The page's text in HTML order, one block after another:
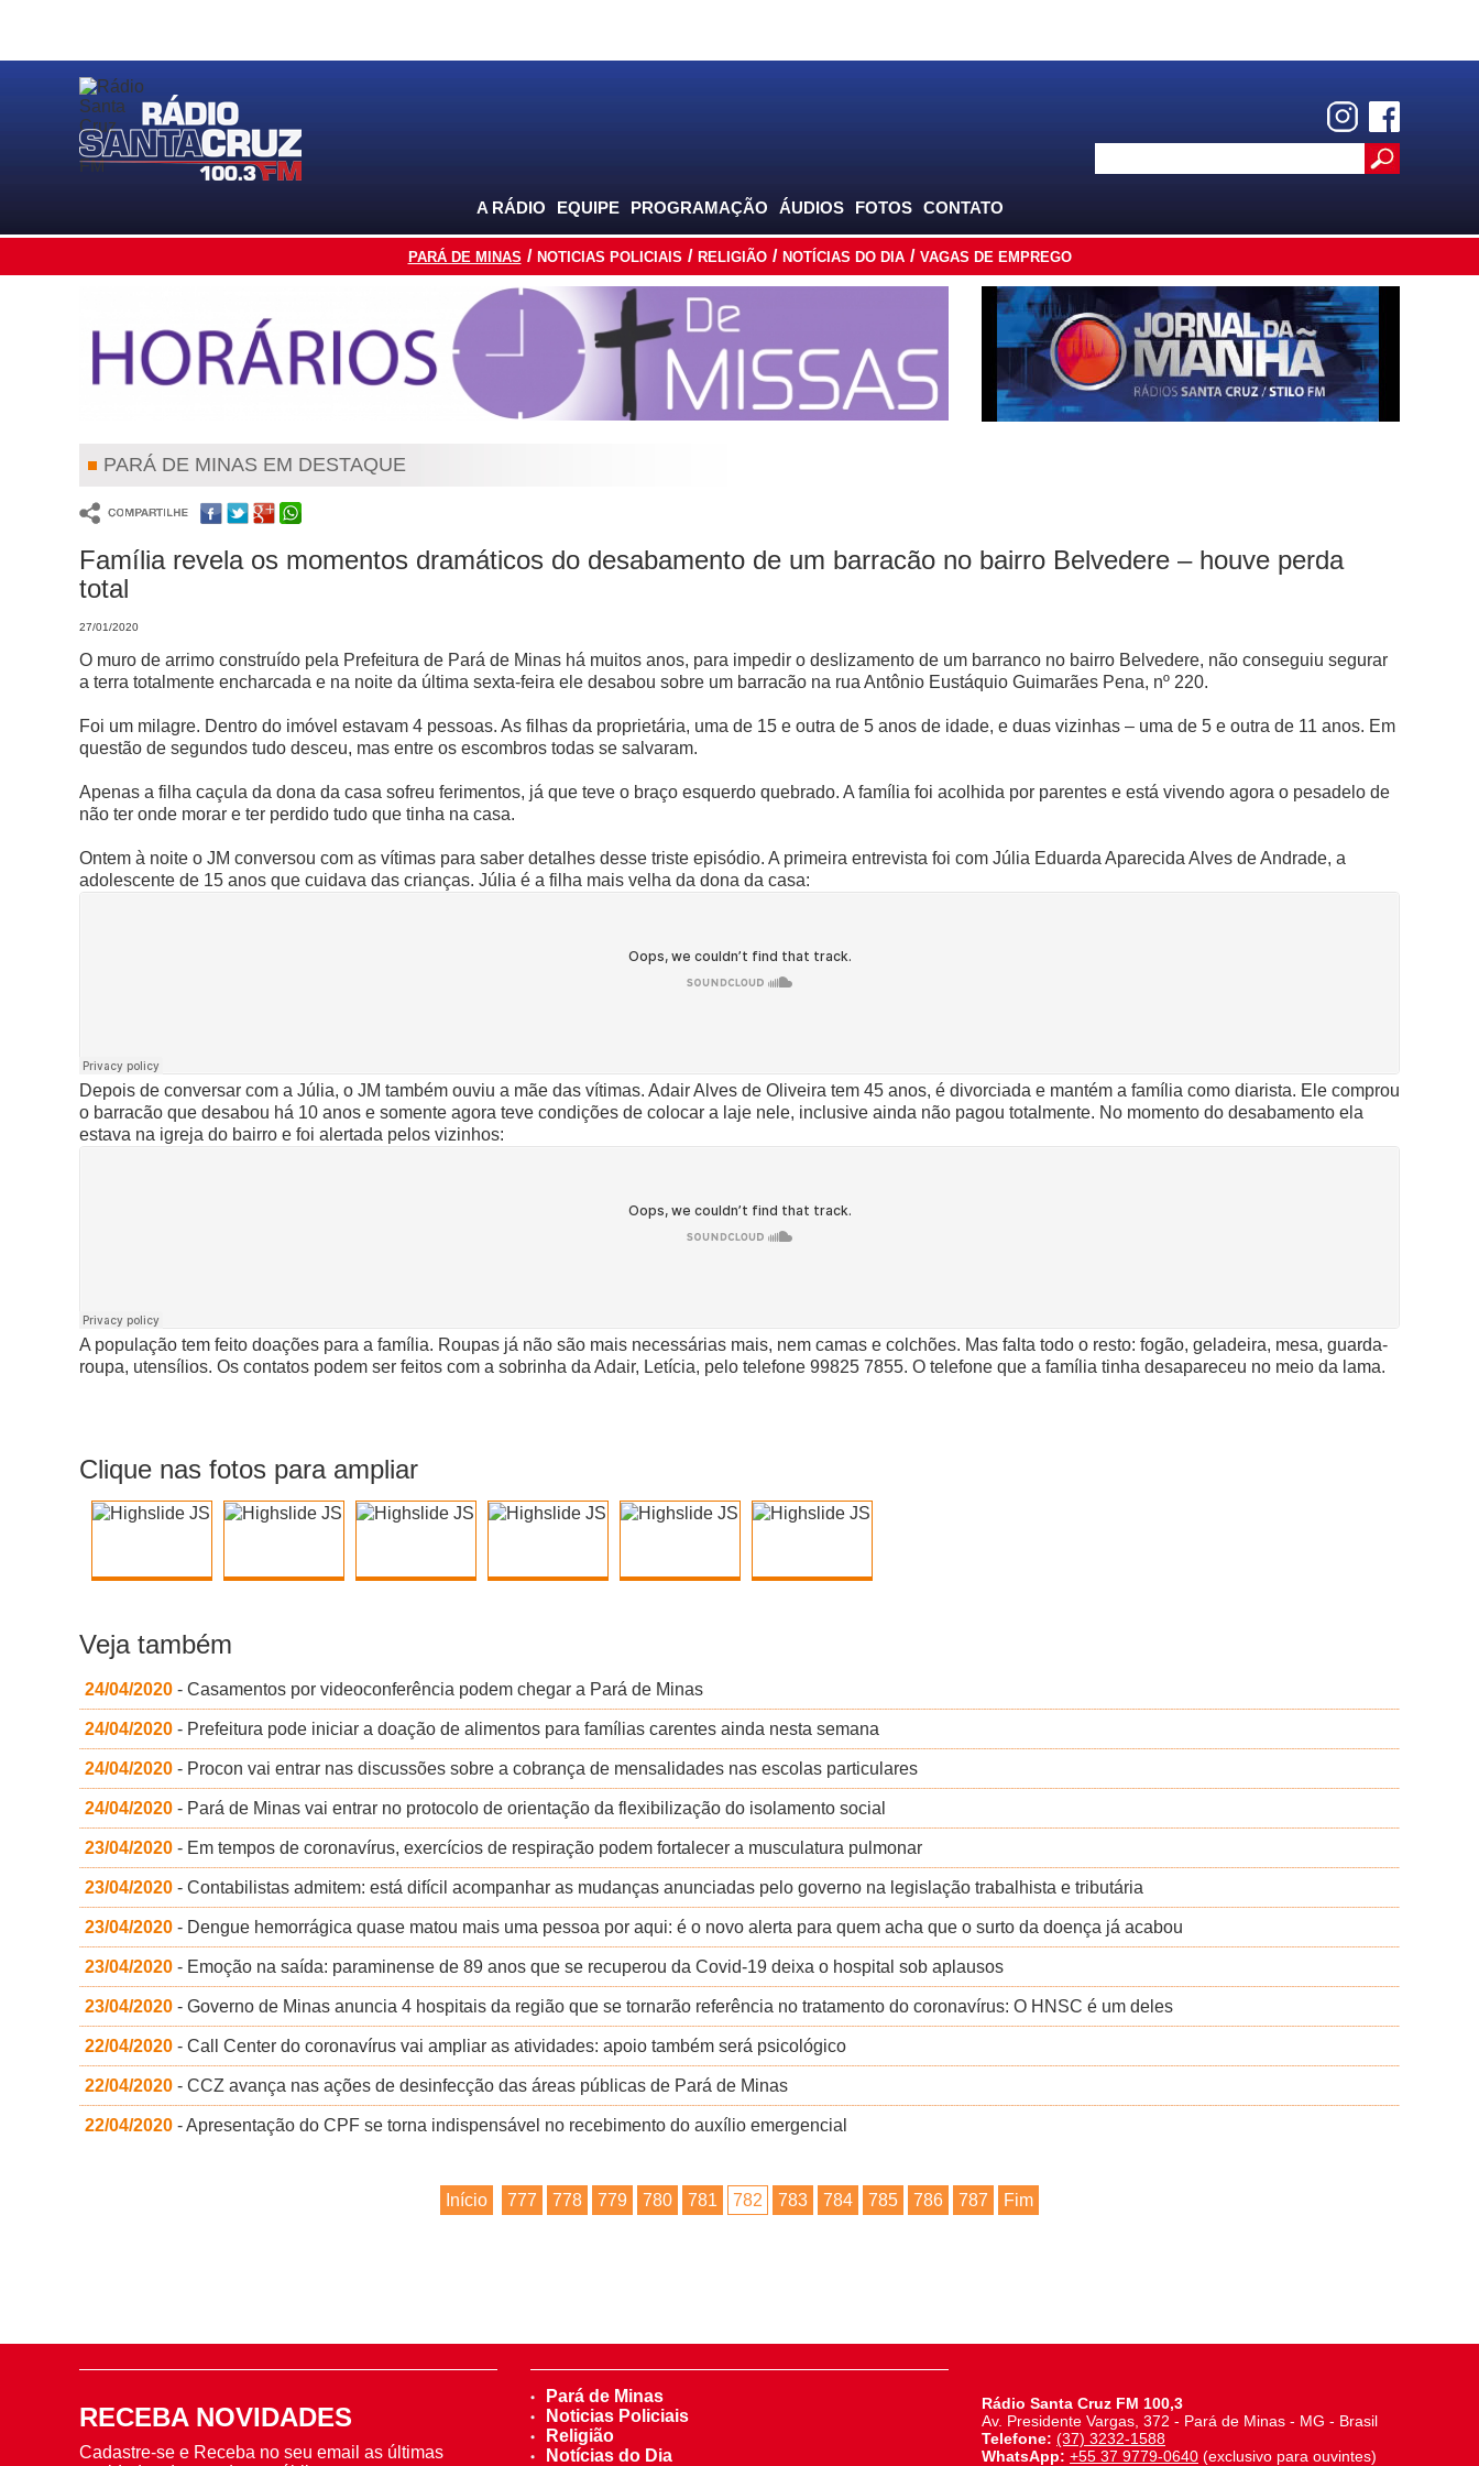
A RÁDIO EQUIPE PROGRAMAÇÃO ÁUDIOS FOTOS CONTATO
PARÁ DE MINAS NOTICIAS POLICIAIS RELIGIÃO NOTÍCIAS DO DIA VAGAS DE EMPREGO
PARÁ DE MINAS EM DESTAQUE
Família revela os momentos dramáticos do desabamento de um barracão no bairro Belvedere – houve perda
total
27/01/2020
O muro de arrimo construído pela Prefeitura de Pará de Minas há muitos anos, para impedir o deslizamento de um barranco no bairro Belvedere, não conseguiu segurar
a terra totalmente encharcada e na noite da última sexta-feira ele desabou sobre um barracão na rua Antônio Eustáquio Guimarães Pena, nº 220.
Foi um milagre. Dentro do imóvel estavam 4 pessoas. As filhas da proprietária, uma de 15 e outra de 5 anos de idade, e duas vizinhas – uma de 5 e outra de 11 anos. Em
questão de segundos tudo desceu, mas entre os escombros todas se salvaram.
Apenas a filha caçula da dona da casa sofreu ferimentos, já que teve o braço esquerdo quebrado. A família foi acolhida por parentes e está vivendo agora o pesadelo de
não ter onde morar e ter perdido tudo que tinha na casa.
Ontem à noite o JM conversou com as vítimas para saber detalhes desse triste episódio. A primeira entrevista foi com Júlia Eduarda Aparecida Alves de Andrade, a
adolescente de 15 anos que cuidava das crianças. Júlia é a filha mais velha da dona da casa:
Depois de conversar com a Júlia, o JM também ouviu a mãe das vítimas. Adair Alves de Oliveira tem 45 anos, é divorciada e mantém a família como diarista. Ele comprou
o barracão que desabou há 10 anos e somente agora teve condições de colocar a laje nele, inclusive ainda não pagou totalmente. No momento do desabamento ela
estava na igreja do bairro e foi alertada pelos vizinhos:
A população tem feito doações para a família. Roupas já não são mais necessárias mais, nem camas e colchões. Mas falta todo o resto: fogão, geladeira, mesa, guarda-
roupa, utensílios. Os contatos podem ser feitos com a sobrinha da Adair, Letícia, pelo telefone 99825 7855. O telefone que a família tinha desapareceu no meio da lama.
Clique nas fotos para ampliar
Veja também
24/04/2020 - Casamentos por videoconferência podem chegar a Pará de Minas
24/04/2020 - Prefeitura pode iniciar a doação de alimentos para famílias carentes ainda nesta semana
24/04/2020 - Procon vai entrar nas discussões sobre a cobrança de mensalidades nas escolas particulares
24/04/2020 - Pará de Minas vai entrar no protocolo de orientação da flexibilização do isolamento social
23/04/2020 - Em tempos de coronavírus, exercícios de respiração podem fortalecer a musculatura pulmonar
23/04/2020 - Contabilistas admitem: está difícil acompanhar as mudanças anunciadas pelo governo na legislação trabalhista e tributária
23/04/2020 - Dengue hemorrágica quase matou mais uma pessoa por aqui: é o novo alerta para quem acha que o surto da doença já acabou
23/04/2020 - Emoção na saída: paraminense de 89 anos que se recuperou da Covid-19 deixa o hospital sob aplausos
23/04/2020 - Governo de Minas anuncia 4 hospitais da região que se tornarão referência no tratamento do coronavírus: O HNSC é um deles
22/04/2020 - Call Center do coronavírus vai ampliar as atividades: apoio também será psicológico
22/04/2020 - CCZ avança nas ações de desinfecção das áreas públicas de Pará de Minas
22/04/2020 - Apresentação do CPF se torna indispensável no recebimento do auxílio emergencial
Início 777 778 779 780 781 782 783 784 785 786 787 Fim
RECEBA NOVIDADES
Cadastre-se e Receba no seu email as últimas
Pará de Minas
Noticias Policiais
Religião
Notícias do Dia
Rádio Santa Cruz FM 100,3
Av. Presidente Vargas, 372 - Pará de Minas - MG - Brasil
Telefone: (37) 3232-1588
WhatsApp: +55 37 9779-0640 (exclusivo para ouvintes)